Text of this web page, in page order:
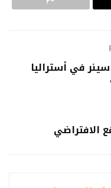
في أستراليا
الافتراضي